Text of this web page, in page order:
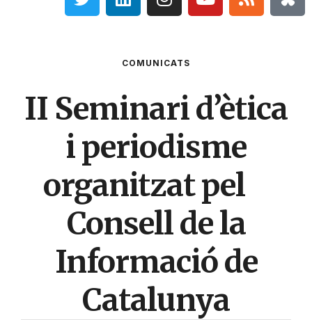
COMUNICATS
II Seminari d’ètica
i periodisme
organitzat pel
Consell de la
Informació de
Catalunya